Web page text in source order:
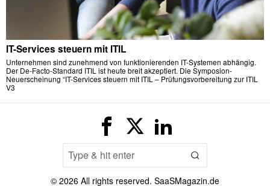
IT-Services steuern mit ITIL
Unternehmen sind zunehmend von funktionierenden IT-Systemen abhängig.
Der De-Facto-Standard ITIL ist heute breit akzeptiert. Die Symposion-
Neuerscheinung “IT-Services steuern mit ITIL – Prüfungsvorbereitung zur ITIL
V3
© 2026 All rights reserved. SaaSMagazin.de